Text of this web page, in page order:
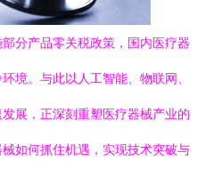
分产品零关税政策，国内医疗器
境。与此以人工智能、物联网、
展，正深刻重塑医疗器械产业的
如何抓住机遇，实现技术突破与